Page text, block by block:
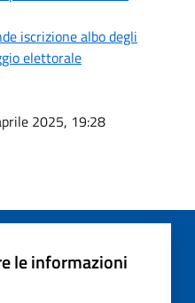
iscrizione albo degli
elettorale
2025, 19:28
le informazioni